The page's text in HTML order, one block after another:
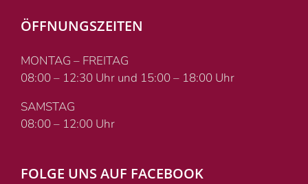
ÖFFNUNGSZEITEN
MONTAG – FREITAG
08:00 – 12:30 Uhr und 15:00 – 18:00 Uhr
SAMSTAG
08:00 – 12:00 Uhr
FOLGE UNS AUF FACEBOOK